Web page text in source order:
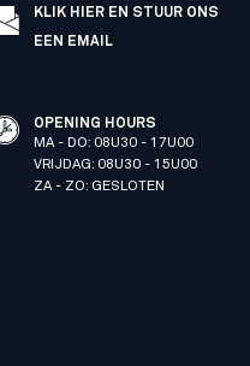
KLIK HIER EN STUUR ONS
EEN EMAIL
OPENING HOURS
MA - DO: 08U30 - 17U00
VRIJDAG: 08U30 - 15U00
ZA - ZO: GESLOTEN